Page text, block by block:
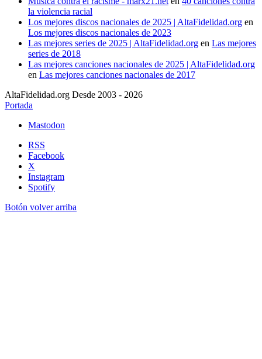
la violencia racial
Los mejores discos nacionales de 2025 | AltaFidelidad.org en
Los mejores discos nacionales de 2023
Las mejores series de 2025 | AltaFidelidad.org en Las mejores
series de 2018
Las mejores canciones nacionales de 2025 | AltaFidelidad.org
en Las mejores canciones nacionales de 2017
AltaFidelidad.org Desde 2003 - 2026
Portada
Mastodon
RSS
Facebook
X
Instagram
Spotify
Botón volver arriba